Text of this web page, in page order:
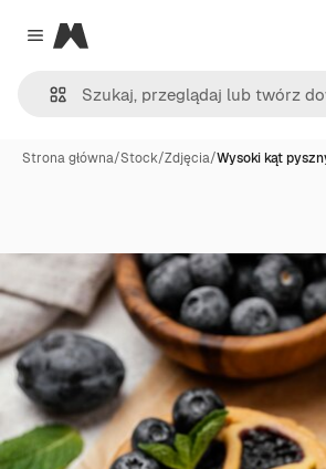
Close menu
Magnific
Strona główna/Stock/Zdjęcia/Wysoki kąt